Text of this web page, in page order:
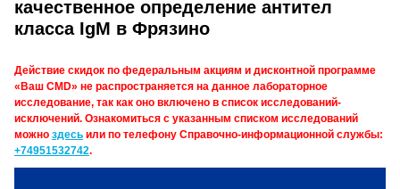
качественное определение антител
класса IgМ в Фрязино
Действие скидок по федеральным акциям и дисконтной программе
«Ваш CMD» не распространяется на данное лабораторное
исследование, так как оно включено в список исследований-
исключений. Ознакомиться с указанным списком исследований
можно здесь или по телефону Справочно-информационной службы:
+74951532742.